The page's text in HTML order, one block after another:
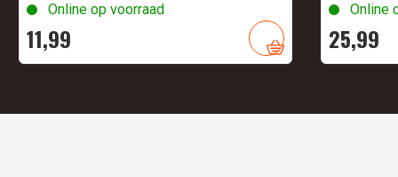
Online op voorraad
11,99
Online
25,99